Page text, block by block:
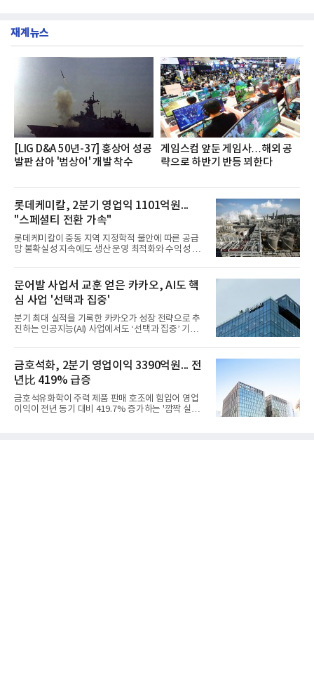
서도
영지원부 홍보팀과 2026년 새로이(e)＊가 공동 주관
쳐 진행됐다.참고로 새로이(e)는 NH농협캐피탈 MZ
세대들로(과장~계장) 구성된 자율 참여조직으로, 조
직문화 혁신과 업무 효율성 향상을 위한 다양한 활동
을 추진하며,새로운 변화와 이로운 영향력을 조직전
반에 전파하는 역할
재계뉴스
[LIG D&A 50년-37] 홍상어 성공
발판 삼아 '범상어' 개발 착수
게임스컴 앞둔 게임사…해외 공
략으로 하반기 반등 꾀한다
롯데케미칼, 2분기 영업익 1101억원...
"스페셜티 전환 가속"
롯데케미칼이 중동 지역 지정학적 불안에 따른 공급
망 불확실성 지속에도 생산 운영 최적화와 수익성 중
어갔다.롯데케미칼이 2026년 2분기 연결 기준 매출
액 5조6864억원, 영업이익 1101억원을 기록했다고 7
일 밝혔다. 사업별로는 기초화학 부문(롯데케미칼 기
초소재사업·LC타이탄·LC USA·롯데대산석화)이 매
출 3조9403억원, 영업이익 23억원을 기록했다. 정기
보수 영향과 원료 가격 변동에 따른 래깅 효과로 전분
기 대비 수익성은 둔화됐지만 흑자 전환 흐름을 유지
우호적인 환율 효과
문어발 사업서 교훈 얻은 카카오, AI도 핵
심 사업 '선택과 집중'
분기 최대 실적을 기록한 카카오가 성장 전략으로 추
진하는 인공지능(AI) 사업에서도 ‘선택과 집중’ 기조
라 투자에 나서는 것과 달리, 카카오는 ‘카카오톡’이
라는 플랫폼 경쟁력을 활용한 AI 에이전트 서비스에
집중하는 전략이다. 과거 무리한 사업 확장 과정에서
겪었던 시행착오를 되풀이하지 않고 핵심 역량에 집
중하겠다는 취지로 풀이된다.7일 업계에 따르면 카카
오는 올해 2분기 연결 기준 매출 2조985억원, 영업이
익 2770억원을 기록했다. 전년 동기 대비 매출과 영업
금호석화, 2분기 영업이익 3390억원... 전
년比 419% 급증
금호석유화학이 주력 제품 판매 호조에 힘입어 영업
이익이 전년 동기 대비 419.7% 증가하는 '깜짝 실